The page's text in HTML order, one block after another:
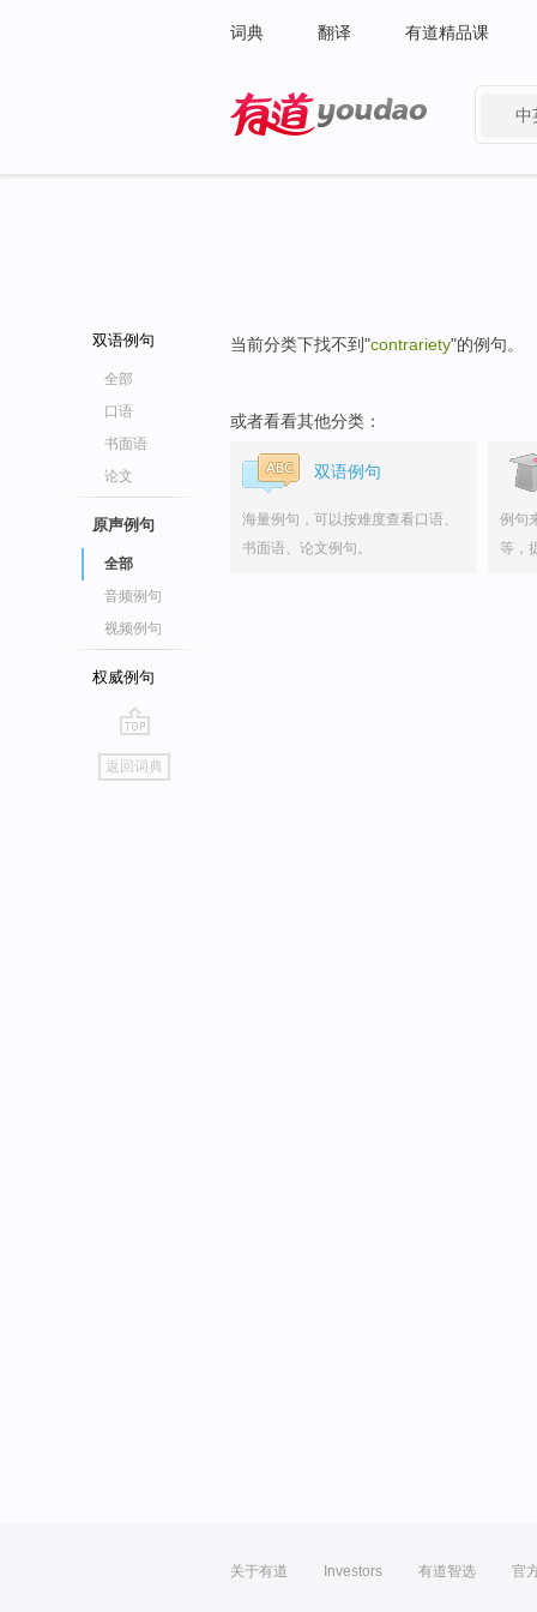
词典 翻译 有道精品课
中
双语例句
全部
口语
书面语
论文
原声例句
全部
音频例句
视频例句
权威例句
go
top
返回词典
当前分类下找不到"contrariety"的例句。
或者看看其他分类：
双语例句
海量例句，可以按难度查看口语、
书面语、论文例句。
例句
等，
关于有道 Investors 有道智选 官